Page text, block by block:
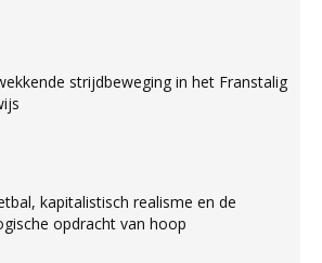
strijdbeweging in het Franstalig
kapitalistisch realisme en de
opdracht van hoop